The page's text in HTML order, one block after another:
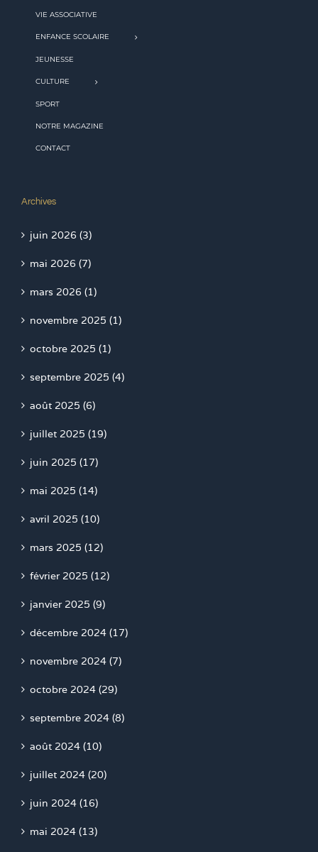
VIE ASSOCIATIVE
ENFANCE SCOLAIRE
JEUNESSE
CULTURE
SPORT
NOTRE MAGAZINE
CONTACT
Archives
juin 2026 (3)
mai 2026 (7)
mars 2026 (1)
novembre 2025 (1)
octobre 2025 (1)
septembre 2025 (4)
août 2025 (6)
juillet 2025 (19)
juin 2025 (17)
mai 2025 (14)
avril 2025 (10)
mars 2025 (12)
février 2025 (12)
janvier 2025 (9)
décembre 2024 (17)
novembre 2024 (7)
octobre 2024 (29)
septembre 2024 (8)
août 2024 (10)
juillet 2024 (20)
juin 2024 (16)
mai 2024 (13)